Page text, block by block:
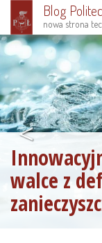
Przejdź
do
treści
Blog
nowa strona
walce z
<